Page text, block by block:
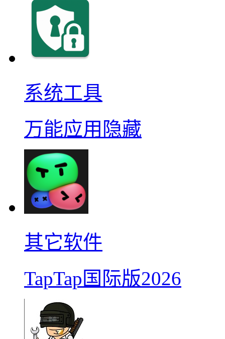
系统工具
万能应用隐藏
其它软件
TapTap国际版2026